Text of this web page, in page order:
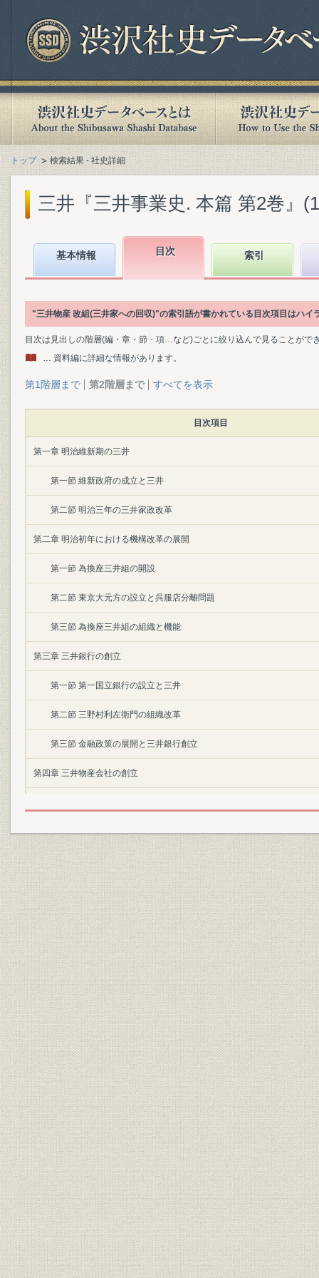
トップ 検索結果 - 社史詳細
三井『三井事業史. 本篇 第2巻』
基本情報 目次 索引
"三井物産 改組(三井家への回収)"の索引語が書かれている目次項目はハイ
目次は見出しの階層(編・章・節・項…など)ごとに絞り込んで見ることがで
… 資料編に詳細な情報があります。
第1階層まで 第2階層まで すべてを表示
目次項目
第一章 明治維新期の三井
第一節 維新政府の成立と三井
第二節 明治三年の三井家政改革
第二章 明治初年における機構改革の展開
第一節 為換座三井組の開設
第二節 東京大元方の設立と呉服店分離問題
第三節 為換座三井組の組織と機能
第三章 三井銀行の創立
第一節 第一国立銀行の設立と三井
第二節 三野村利左衛門の組織改革
第三節 金融政策の展開と三井銀行創立
第四章 三井物産会社の創立
第二節 三井物産会社の設立事情
第三節 三井物産会社の営業状況
第五章 明治一〇年代の三井銀行
第一節 創業期三井銀行の経営事情
第二節 松方「紙幣整理」期の三井銀行
第三節 三井銀行による神岡鉱山の開発
第六章 三井家政改革の展開
第一節 明治一〇年代の三井組大元方
第二節 明治一九年の三井家政改革
第三節 明治二三・二四年の三井家政改革
第四節 中上川彦次郎の三井銀行改革
第七章 多角的事業経営の成立と三井家共有財産制度の再編成
第一節 三井家仮評議会の組織と機能
第二節 三井家事業組織の再編成
第三節 三井家共有財産管理機構の再編成
第八章 三井家憲の制定